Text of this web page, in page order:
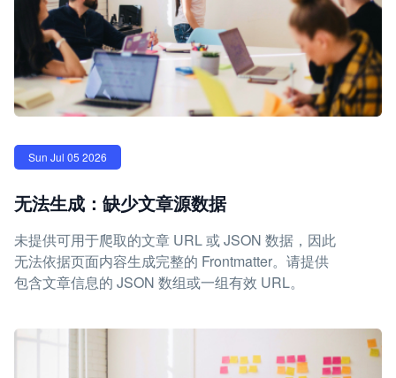
Sun Jul 05 2026
无法生成：缺少文章源数据
未提供可用于爬取的文章 URL 或 JSON 数据，因此
无法依据页面内容生成完整的 Frontmatter。请提供
包含文章信息的 JSON 数组或一组有效 URL。